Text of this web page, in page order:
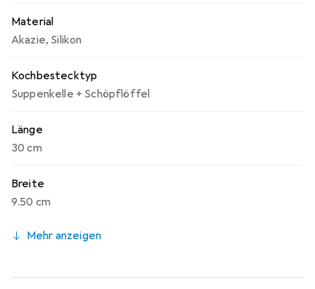
Material
Akazie, Silikon
Kochbestecktyp
Suppenkelle + Schöpflöffel
Länge
30 cm
Breite
9.50 cm
Mehr anzeigen